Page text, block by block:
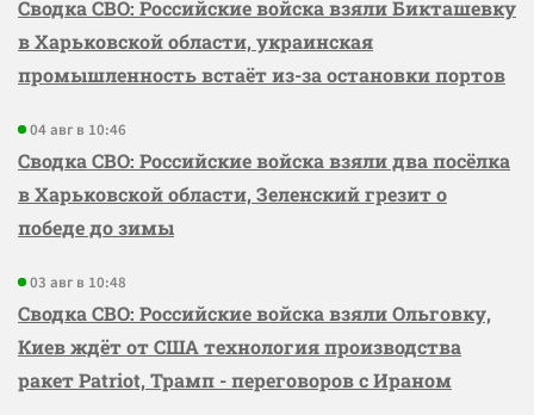
Сводка СВО: Российские войска взяли Бикташевку
в Харьковской области, украинская
промышленность встаёт из-за остановки портов
04 авг в 10:46
Сводка СВО: Российские войска взяли два посёлка
в Харьковской области, Зеленский грезит о
победе до зимы
03 авг в 10:48
Сводка СВО: Российские войска взяли Ольговку,
Киев ждёт от США технология производства
ракет Patriot, Трамп - переговоров с Ираном